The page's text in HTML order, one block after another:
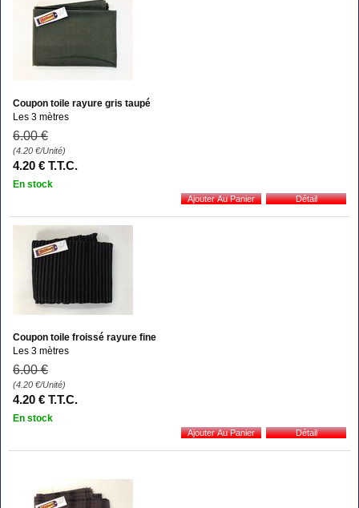
Coupon toile rayure gris taupé
Les 3 mètres
6.00 €
(4.20 €/Unité)
4.20 € T.T.C.
En stock
Coupon toile froissé rayure fine
Les 3 mètres
6.00 €
(4.20 €/Unité)
4.20 € T.T.C.
En stock